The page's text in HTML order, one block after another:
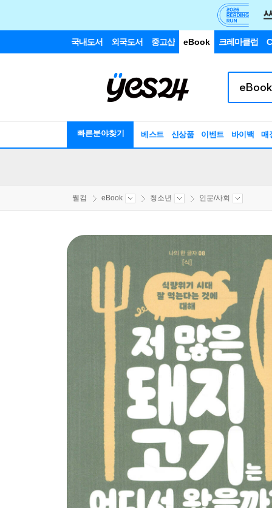
국내도서 외국도서 중고샵 eBook 크레마클럽
빠른분야찾기 베스트 신상품 이벤트 바이백 매
웰컴 eBook 청소년 인문/사회